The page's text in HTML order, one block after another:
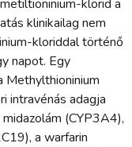
klorid a
klinikailag nem
kloriddal történő
napot. Egy
Methylthioninium
intravénás adagja
(CYP3A4),
a warfarin